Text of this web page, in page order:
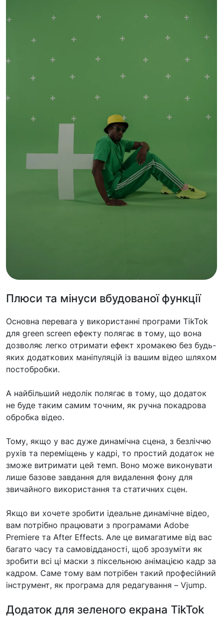
Плюси та мінуси вбудованої функції
Основна перевага у використанні програми TikTok
для green screen ефекту полягає в тому, що вона
дозволяє легко отримати ефект хромакею без будь-
яких додаткових маніпуляцій із вашим відео шляхом
постобробки.
А найбільший недолік полягає в тому, що додаток
не буде таким самим точним, як ручна покадрова
обробка відео.
Тому, якщо у вас дуже динамічна сцена, з безліччю
рухів та переміщень у кадрі, то простий додаток не
зможе витримати цей темп. Воно може виконувати
лише базове завдання для видалення фону для
звичайного використання та статичних сцен.
Якщо ви хочете зробити ідеальне динамічне відео,
вам потрібно працювати з програмами Adobe
Premiere та After Effects. Але це вимагатиме від вас
багато часу та самовідданості, щоб зрозуміти як
зробити всі ці маски з піксельною анімацією кадр за
кадром. Саме тому вам потрібен такий професійний
інструмент, як програма для редагування – Vjump.
Додаток для зеленого екрана TikTok